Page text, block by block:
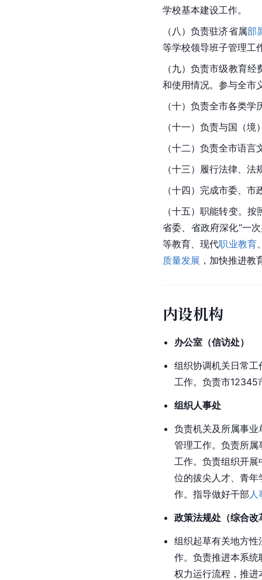
学校基本建设工作。
（八）负责驻济省属部
等学校领导班子管理工
（九）负责市级教育
和使用情况。参与全市
（十）负责全市各类
（十一）负责与国（
（十二）负责全市语言
（十三）履行法律、
（十四）完成市委、
（十五）职能转变。
省委、省政府深化“一
等教育、现代职业教育
质量发展 ，加快推进教
内设机构
办公室（信访处）
组织协调机关日常
工作。负责市12345
组织人事处
负责机关及所属事
管理工作。负责所
工作。负责组织开
位的拔尖人才、青
作。指导做好干部 人
政策法规处（综合改
组织起草有关地方
作。负责推进本系
权力运行流程，推